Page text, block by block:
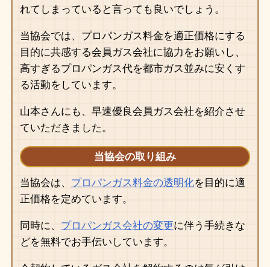
れてしまっていると言っても良いでしょう。
当協会では、プロパンガス料金を適正価格にする
目的に共感する会員ガス会社に協力をお願いし、
高すぎるプロパンガス代を都市ガス並みに安くす
る活動をしています。
山本さんにも、早速優良会員ガス会社を紹介させ
ていただきました。
当協会の取り組み
当協会は、 プロパンガス料金の透明化を目的に適
正価格を定めています。
同時に、 プロパンガス会社の変更に伴う手続きな
どを無料でお手伝いしています。